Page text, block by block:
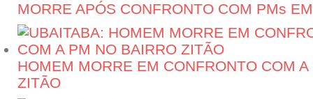
MORRE APÓS CONFRONTO COM PMs
HOMEM MORRE EM CONFRONTO COM
ZITÃO